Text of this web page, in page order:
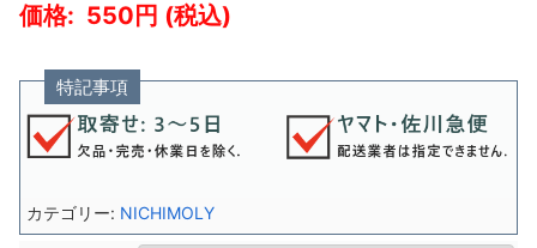
550
特記事項
カテゴリー: NICHIMOLY